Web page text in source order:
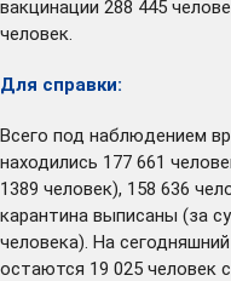
вакцинации 288 445
человек.
Для справки:
Всего под наблюдением
находились 177 661
1389 человек), 158 636
карантина выписаны (за
человека). На
остаются 19 025 человек